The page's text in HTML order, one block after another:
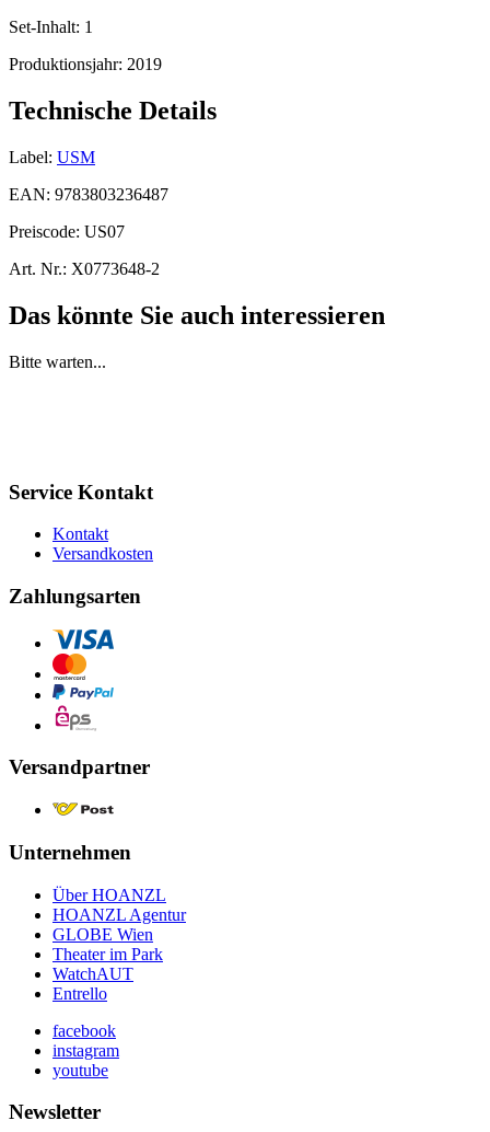
Set-Inhalt: 1
Produktionsjahr: 2019
Technische Details
Label: USM
EAN: 9783803236487
Preiscode: US07
Art. Nr.: X0773648-2
Das könnte Sie auch interessieren
Bitte warten...
Service Kontakt
Kontakt
Versandkosten
Zahlungsarten
Versandpartner
Unternehmen
Über HOANZL
HOANZL Agentur
GLOBE Wien
Theater im Park
WatchAUT
Entrello
facebook
instagram
youtube
Newsletter